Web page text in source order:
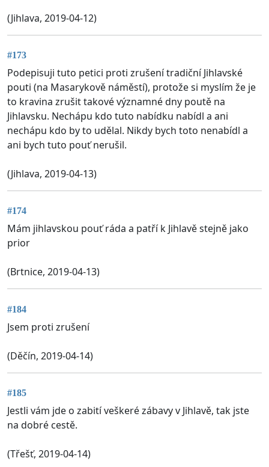
(Jihlava, 2019-04-12)
#173
Podepisuji tuto petici proti zrušení tradiční Jihlavské
pouti (na Masarykově náměstí), protože si myslím že je
to kravina zrušit takové významné dny poutě na
Jihlavsku. Nechápu kdo tuto nabídku nabídl a ani
nechápu kdo by to udělal. Nikdy bych toto nenabídl a
ani bych tuto pouť nerušil.
(Jihlava, 2019-04-13)
#174
Mám jihlavskou pouť ráda a patří k Jihlavě stejně jako
prior
(Brtnice, 2019-04-13)
#184
Jsem proti zrušení
(Děčín, 2019-04-14)
#185
Jestli vám jde o zabití veškeré zábavy v Jihlavě, tak jste
na dobré cestě.
(Třešť, 2019-04-14)